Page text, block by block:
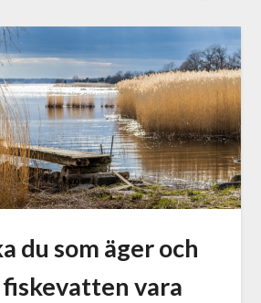
du som äger och
vara